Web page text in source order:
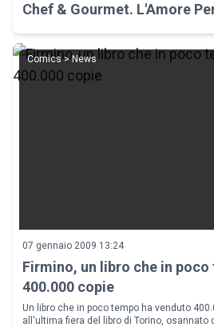
Chef & Gourmet. L'Amore
Comics > News
07 gennaio 2009 13:24
Firmino, un libro che in
400.000 copie
Un libro che in poco tempo ha venduto
all'ultima fiera del libro di Torino,